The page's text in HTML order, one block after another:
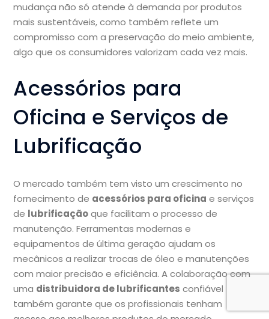
mudança não só atende à demanda por produtos
mais sustentáveis, como também reflete um
compromisso com a preservação do meio ambiente,
algo que os consumidores valorizam cada vez mais.
Acessórios para
Oficina e Serviços de
Lubrificação
O mercado também tem visto um crescimento no
fornecimento de acessórios para oficina e serviços
de lubrificaçãoque facilitam o processo de
manutenção. Ferramentas modernas e
equipamentos de última geração ajudam os
mecânicos a realizar trocas de óleo e manutenções
com maior precisão e eficiência. A colaboração com
uma distribuidora de lubrificantes confiável
também garante que os profissionais tenham